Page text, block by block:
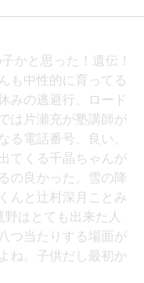
かと思った！遺伝！
も中性的に育ってる
みの逃避行、ロード
は片瀬充が塾講師が
る電話番号、良い。
てくる千晶ちゃんが
の良かった。雪の降
んと辻村深月ことみ
はとても出来た人
つ当たりする場面が
ね。子供だし最初か